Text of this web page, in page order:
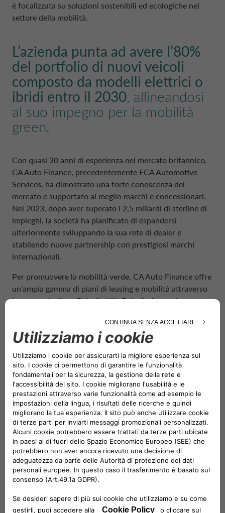
SVIZZERA CA AUTO FINANCE
è focalizzata su soluzioni sostenibili ed ecologiche nel
settore della mobilità.
L’azienda punta ad avere l’80%
del portfolio di nuovi veicoli
composto da modelli elettrici o
ibridi entro il 2030, allineandosi
al suo impegno per la mobilità
green.
Con quasi 30 anni di esperienza nel mercato britannico,
CA Auto Finance, precedentemente FCA Automotive
Services, ha dimostrato una forte conoscenza del
mercato e supportato al meglio marchi e concessionari.
Nel 2023, dopo aver superato i 2,5 miliardi di sterline di
impieghi, la società ha pianificato di espandersi
ulteriormente sviluppando la sua rete di dealer e
stabilendo nuove partnership con prestigiosi marchi
internazionali.
Per promuovere la mobilità verde, CA Auto Finance offre
un’ampia gamma di piani di leasing e mobilità attraverso
la sua controllata, Drivalia UK. Drivalia funge da
come abbonamenti all’auto, noleggi di tutte le durate e
leasing su misura per le esigenze individuali. L’azienda
sviluppare un’offerta finanziaria e di mobilità
paneuropea. In futuro, CA Auto Bank e Drivalia
lavoreranno sempre più in sinergia, per sviluppare
un’offerta finanziaria e di mobilità completa.
Attualmente, Drivalia gestisce oltre 30 Mobility Store nei
principali aeroporti e stazioni ferroviarie del Regno
Unito, offrendo alle persone l’accesso a un’ampia gamma
di soluzioni di nuova mobilità. Entro il 2024, Drivalia mira
ad avere fino a 60 Store, con oltre 100 stazioni di ricarica
elettrica, e aumentare la propria flotta da 4.500 a oltre